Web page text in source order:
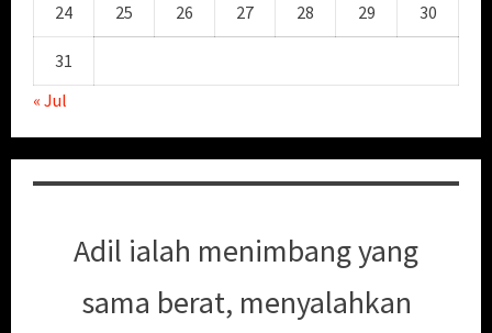
24 25 26 27 28 29 30
31
« Jul
Adil ialah menimbang yang
sama berat, menyalahkan